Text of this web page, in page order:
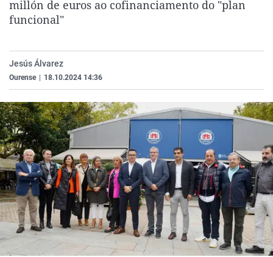
La rosa de los vientos
Como el perro y el
Caso
Equipo de
Extremadura
La Rioja
Virales
Elecciones
millón de euros ao cofinanciamento do "plan
funcional"
Jesús Álvarez
Ourense 18.10.2024 14:36